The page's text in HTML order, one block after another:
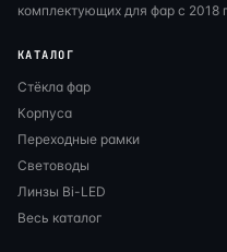
комплектующих для фар с 2018
КАТАЛОГ
Стёкла фар
Корпуса
Переходные рамки
Световоды
Линзы Bi-LED
Весь каталог